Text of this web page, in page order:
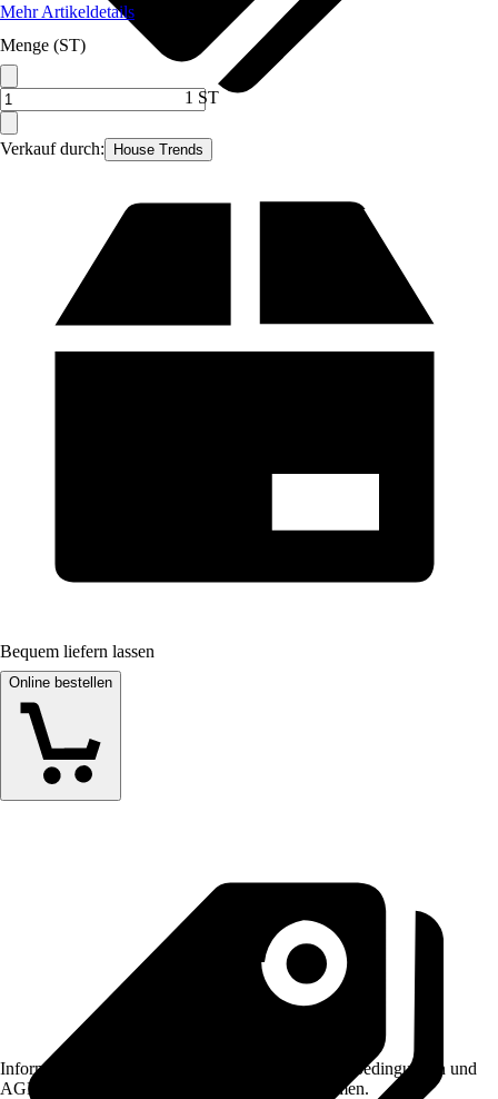
Verkauf durch: House Trends
Mehr Artikeldetails
Menge (ST)
1 ST
Bequem liefern lassen
Online bestellen
Informationen des Verkäufers, wie z. B. Rückgabebedingungen und
AGB, finden Sie bei Klick auf den Verkäufernamen.